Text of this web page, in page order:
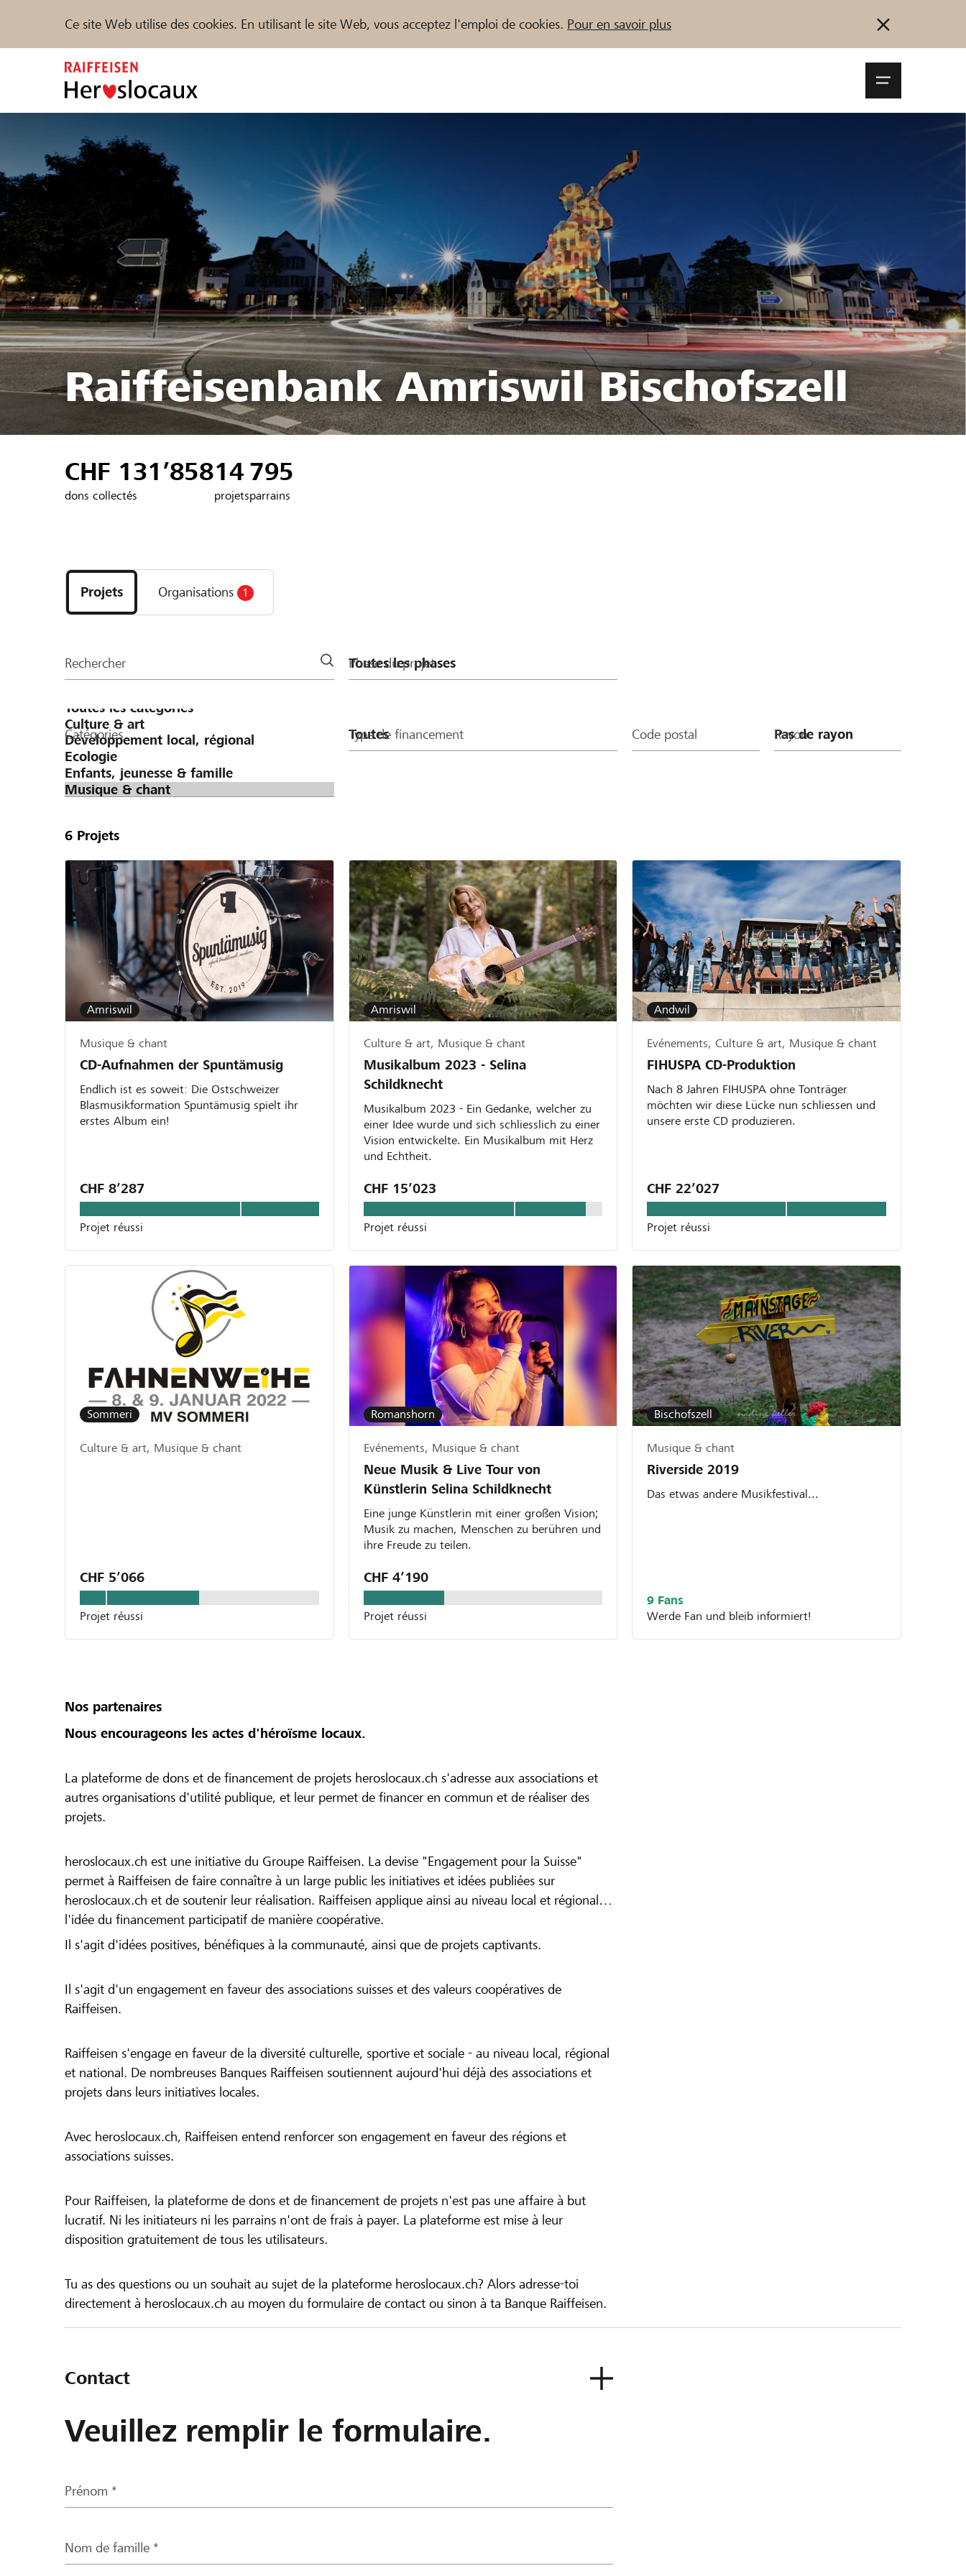
Ce site Web utilise des cookies. En utilisant le site Web, vous acceptez l'emploi de cookies. Pour en savoir plus
Parrainer Soutien & assistance
Trouvez des projets et des organisations
IT
Raiffeisenbank Amriswil Bischofszell
CHF 131’858
dons collectés
14
projets
795
parrains
les
projets
et
la
Projets Organisations 1
Rechercher Phase du projet
Catégories Type de financement Code postal Rayon
6 Projets
Amriswil
Musique & chant
CD-Aufnahmen der Spuntämusig
Endlich ist es soweit: Die Ostschweizer
Blasmusikformation Spuntämusig spielt ihr
erstes Album ein!
CHF 8’287
Projet réussi
Amriswil
Culture & art, Musique & chant
Musikalbum 2023 - Selina
Schildknecht
Musikalbum 2023 - Ein Gedanke, welcher zu
einer Idee wurde und sich schliesslich zu einer
Vision entwickelte. Ein Musikalbum mit Herz
und Echtheit.
CHF 15’023
Projet réussi
Andwil
Evénements, Culture & art, Musique & chant
FIHUSPA CD-Produktion
Nach 8 Jahren FIHUSPA ohne Tonträger
möchten wir diese Lücke nun schliessen und
unsere erste CD produzieren.
CHF 22’027
Projet réussi
Sommeri
Culture & art, Musique & chant
CHF 5’066
Projet réussi
Romanshorn
Evénements, Musique & chant
Neue Musik & Live Tour von
Künstlerin Selina Schildknecht
Eine junge Künstlerin mit einer großen Vision;
Musik zu machen, Menschen zu berühren und
ihre Freude zu teilen.
CHF 4’190
Projet réussi
Bischofszell
Musique & chant
Riverside 2019
Das etwas andere Musikfestival...
9 Fans
Werde Fan und bleib informiert!
Nos partenaires
Nous encourageons les actes d'héroïsme locaux.
La plateforme de dons et de financement de projets heroslocaux.ch s'adresse aux associations et
autres organisations d'utilité publique, et leur permet de financer en commun et de réaliser des
projets.
heroslocaux.ch est une initiative du Groupe Raiffeisen. La devise "Engagement pour la Suisse"
permet à Raiffeisen de faire connaître à un large public les initiatives et idées publiées sur
heroslocaux.ch et de soutenir leur réalisation. Raiffeisen applique ainsi au niveau local et régional
l'idée du financement participatif de manière coopérative.
Il s'agit d'idées positives, bénéfiques à la communauté, ainsi que de projets captivants.
Il s'agit d'un engagement en faveur des associations suisses et des valeurs coopératives de
Raiffeisen.
Raiffeisen s'engage en faveur de la diversité culturelle, sportive et sociale - au niveau local, régional
et national. De nombreuses Banques Raiffeisen soutiennent aujourd'hui déjà des associations et
projets dans leurs initiatives locales.
Avec heroslocaux.ch, Raiffeisen entend renforcer son engagement en faveur des régions et
associations suisses.
Pour Raiffeisen, la plateforme de dons et de financement de projets n'est pas une affaire à but
lucratif. Ni les initiateurs ni les parrains n'ont de frais à payer. La plateforme est mise à leur
disposition gratuitement de tous les utilisateurs.
Tu as des questions ou un souhait au sujet de la plateforme heroslocaux.ch? Alors adresse-toi
directement à heroslocaux.ch au moyen du formulaire de contact ou sinon à ta Banque Raiffeisen.
Contact
Veuillez remplir le formulaire.
Prénom *
Nom de famille *